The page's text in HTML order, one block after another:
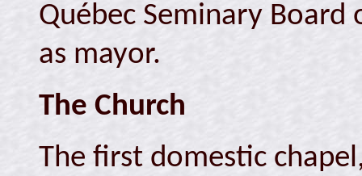
Québec Seminary
as mayor.
The Church
The first domestic